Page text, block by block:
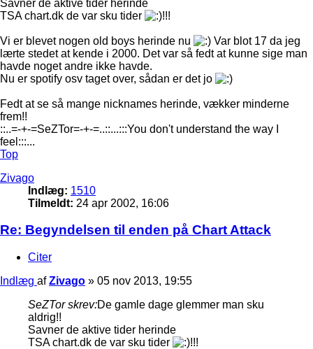
Savner de aktive tider herinde
TSA chart.dk de var sku tider
!!!
Vi er blevet nogen old boys herinde nu
Var blot 17 da jeg
lærte stedet at kende i 2000. Det var så fedt at kunne sige man
havde noget andre ikke havde.
Nu er spotify osv taget over, sådan er det jo
Fedt at se så mange nicknames herinde, vækker minderne
frem!!
::..=-+-=SeZTor=-+-=..::...:::You don't understand the way I
feel:::...
Top
Zivago
Indlæg: 1510
Tilmeldt: 24 apr 2002, 16:06
Re: Begyndelsen til enden på Chart Attack
Citer
Indlæg afZivago » 05 nov 2013, 19:55
SeZTor skrev:De gamle dage glemmer man sku
aldrig!!
Savner de aktive tider herinde
TSA chart.dk de var sku tider
!!!